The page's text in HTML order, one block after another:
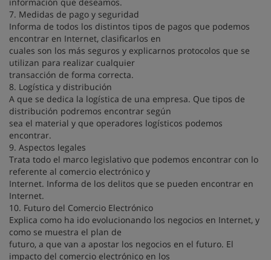
7. Medidas de pago y seguridad
Informa de todos los distintos tipos de pagos que podemos
encontrar en Internet, clasificarlos en
cuales son los más seguros y explicarnos protocolos que se
utilizan para realizar cualquier
transacción de forma correcta.
8. Logística y distribución
A que se dedica la logística de una empresa. Que tipos de
distribución podremos encontrar según
sea el material y que operadores logísticos podemos
encontrar.
9. Aspectos legales
Trata todo el marco legislativo que podemos encontrar con lo
referente al comercio electrónico y
Internet. Informa de los delitos que se pueden encontrar en
Internet.
10. Futuro del Comercio Electrónico
Explica como ha ido evolucionando los negocios en Internet, y
como se muestra el plan de
futuro, a que van a apostar los negocios en el futuro. El
impacto del comercio electrónico en los